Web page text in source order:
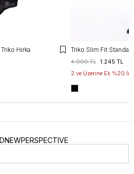
Hırka
1.245 TL
4.000 TL
2 ve Üzerine Ek %20